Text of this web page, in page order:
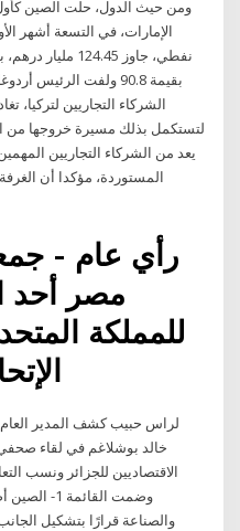
الإمارات، في التسعة أشهر
بقيمة 90.8 ولفت
الشركاء التجاريين لتركيا،
لتستكمل بذلك مسيرة خروجها من
يعد من الشركاء التجاريين
المستوردة، مؤكدا أن
رأي عام -
مصر أحد
للمملكة
لراس حبيب كشف المدير العام
خالد بوشلاغم في لقاء صحفي
الاقتصاديين للجزائر ونسب
وضمت
والصناعة قرارًا بتشكيل